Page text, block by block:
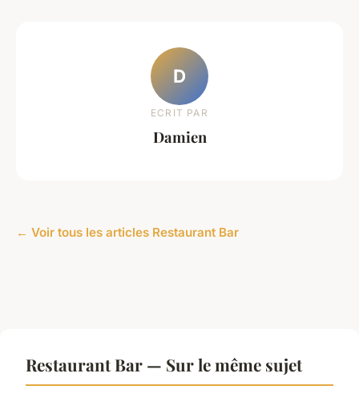
D
ECRIT PAR
Damien
← Voir tous les articles Restaurant Bar
Restaurant Bar — Sur le même sujet